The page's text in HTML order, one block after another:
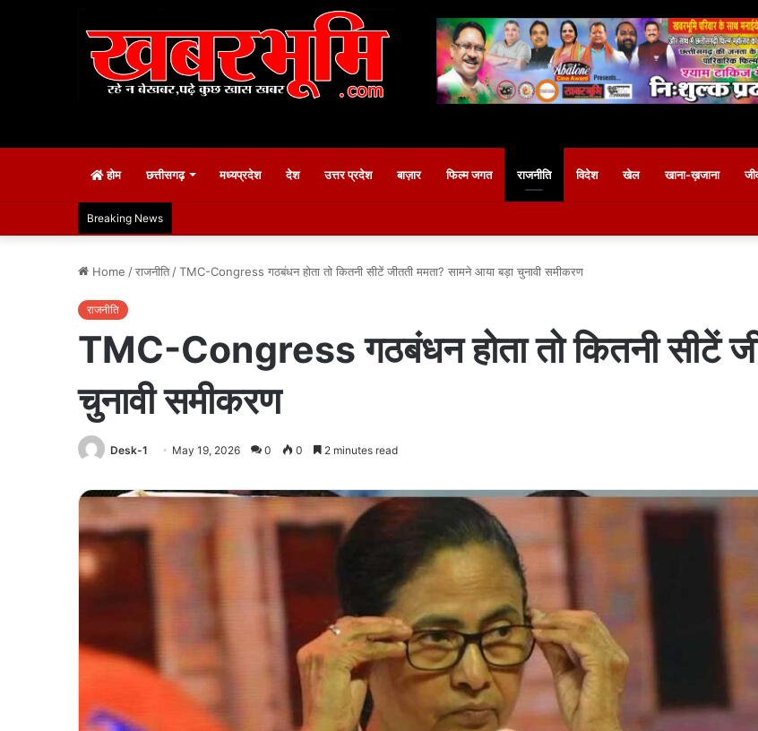
होम छत्तीसगढ़ मध्यप्रदेश देश उत्तर प्रदेश बाज़ार फिल्म जगत राजनीति विदेश खेल खाना-ख़जाना
Breaking News
Home /राजनीति /TMC-Congress गठबंधन होता तो कितनी सीटें जीतती ममता? सामने आया बड़ा चुनावी समीकरण
राजनीति
TMC-Congress गठबंधन होता तो कितनी सीटें
चुनावी समीकरण
Desk-1 May 19, 2026 0 0 2 minutes read